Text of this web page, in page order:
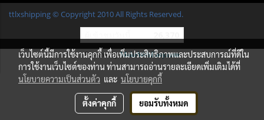
ttlxshipping © Copyright 2010 All Rights Reserved.
Powered byMakeWebEasy.com
เว็บไซต์นี้มีการใช้งานคุกกี้ เพื่อเพิ่มประสิทธิภาพและประสบการณ์ที่ดีใน
การใช้งานเว็บไซต์ของท่าน ท่านสามารถอ่านรายละเอียดเพิ่มเติมได้ที่
นโยบายความเป็นส่วนตัว และ นโยบายคุกกี้
ตั้งค่าคุกกี้ ยอมรับทั้งหมด